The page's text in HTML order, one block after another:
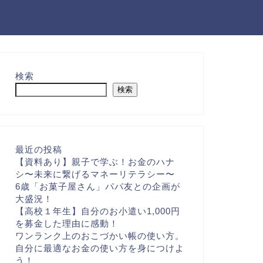
検索
検索
最近の投稿
【資料あり】親子で学ぶ！お金のハナ
シ〜未来に繋げるマネーリテラシー〜
6歳「お菓子屋さん」パパ友との企画が
大盛況！
【高校１年生】自分のお小遣い1,000円
を募金した理由に感動！
ワンランク上のおこづかい帳の使い方。
自分に最適なお金の使い方を身につけよ
う！